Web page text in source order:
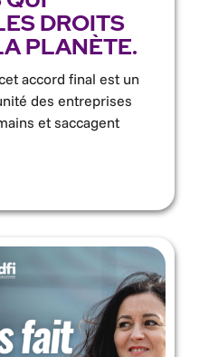
DROITS
PLANÈTE.
accord final est un
des entreprises
et saccagent